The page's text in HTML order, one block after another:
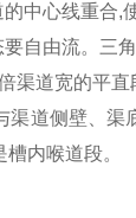
中心线重合,
自由流。三
渠道宽的平
渠道侧壁、
内喉道段。